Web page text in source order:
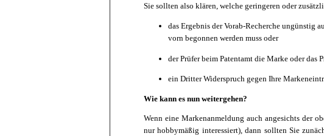
Sie sollten also klären, welche geringeren oder
das Ergebnis der Vorab-Recherche ungünstig
vorn begonnen werden muss oder
der Prüfer beim Patentamt die Marke oder das
ein Dritter Widerspruch gegen Ihre
Wie kann es nun weitergehen?
Wenn eine Markenanmeldung auch angesichts der
nur hobbymäßig interessiert), dann sollten Sie